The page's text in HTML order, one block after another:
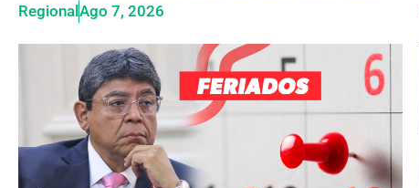
RegionalAgo 7, 2026